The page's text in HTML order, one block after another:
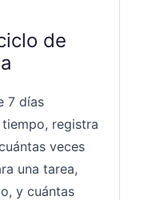
de
7 días
registra
veces
una tarea,
y cuántas